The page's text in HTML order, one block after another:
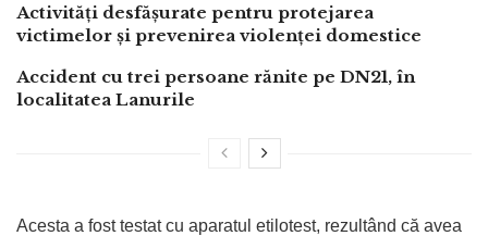
Activități desfășurate pentru protejarea
victimelor și prevenirea violenței domestice
Accident cu trei persoane rănite pe DN21, în
localitatea Lanurile
Acesta a fost testat cu aparatul etilotest, rezultând că avea